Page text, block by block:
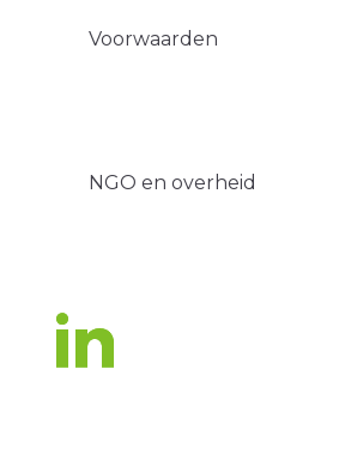
Voorwaarden
NGO en overheid